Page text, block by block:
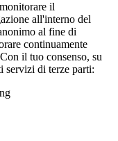
il
all'interno del
al fine di
continuamente
il tuo consenso, su
servizi di terze parti: